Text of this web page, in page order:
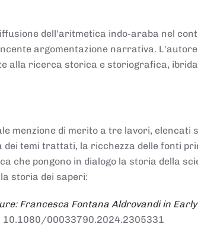
dell'aritmetica indo-araba nel
argomentazione narrativa.
alla ricerca storica e storiografica,
menzione di merito a tre lavori, elencati
temi trattati, la ricchezza delle fonti
che pongono in dialogo la storia della
storia dei saperi:
Francesca Fontana Aldrovandi in
10.1080/00033790.2024.2305331